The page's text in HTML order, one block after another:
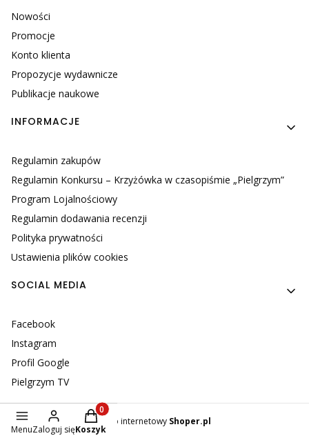
Nowości
Promocje
Konto klienta
Propozycje wydawnicze
Publikacje naukowe
INFORMACJE
Regulamin zakupów
Regulamin Konkursu – Krzyżówka w czasopiśmie „Pielgrzym”
Program Lojalnościowy
Regulamin dodawania recenzji
Polityka prywatności
Ustawienia plików cookies
SOCIAL MEDIA
Facebook
Instagram
Profil Google
Pielgrzym TV
Sklep internetowy Shoper.pl
MenuZaloguj się
Produkty w koszyku: 0. Zobacz szczegóły
Koszyk